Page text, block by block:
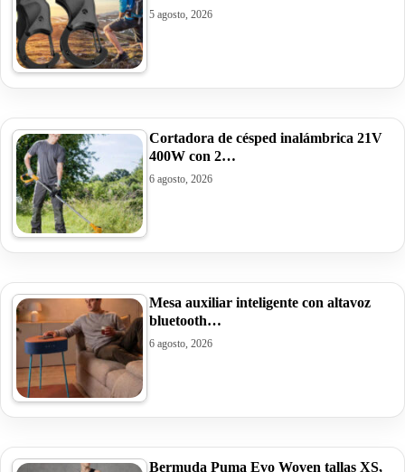
5 agosto, 2026
Cortadora de césped inalámbrica 21V
400W con 2…
6 agosto, 2026
Mesa auxiliar inteligente con altavoz
bluetooth…
6 agosto, 2026
Bermuda Puma Evo Woven tallas XS,